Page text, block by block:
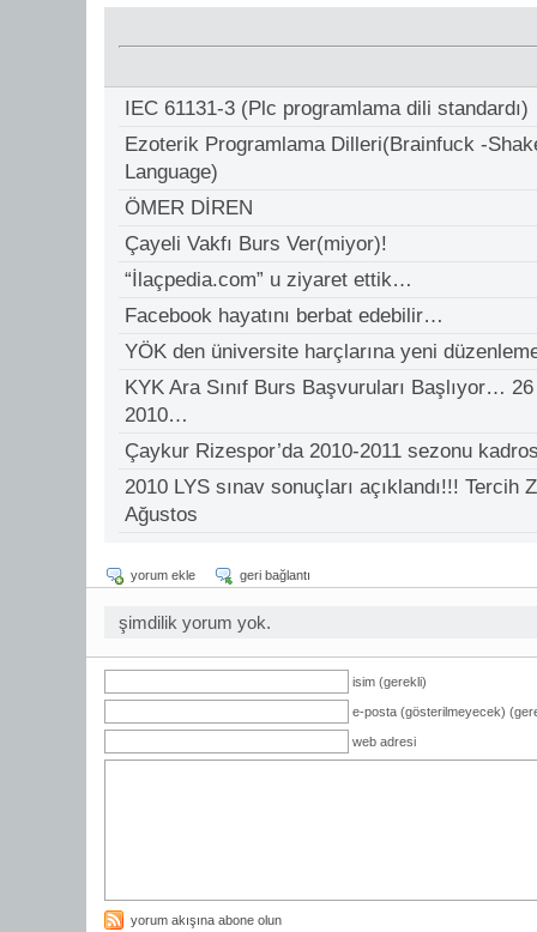
IEC 61131-3 (Plc programlama dili standardı)
Ezoterik Programlama Dilleri(Brainfuck -
Language)
ÖMER DİREN
Çayeli Vakfı Burs Ver(miyor)!
“İlaçpedia.com” u ziyaret ettik…
Facebook hayatını berbat edebilir…
YÖK den üniversite harçlarına yeni
KYK Ara Sınıf Burs Başvuruları Başlıyor…
2010…
Çaykur Rizespor’da 2010-2011 sezonu
2010 LYS sınav sonuçları açıklandı!!! Tercih
Ağustos
yorum ekle geri bağlantı
şimdilik yorum yok.
isim (gerekli)
e-posta (gösterilmeyecek)
web adresi
yorum akışına abone olun